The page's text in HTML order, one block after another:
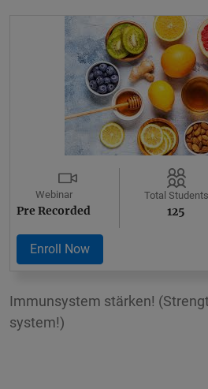
Immunsystem stärken!
system!)
Webinar
Pre Recorded
Total Students
125
Enroll Now